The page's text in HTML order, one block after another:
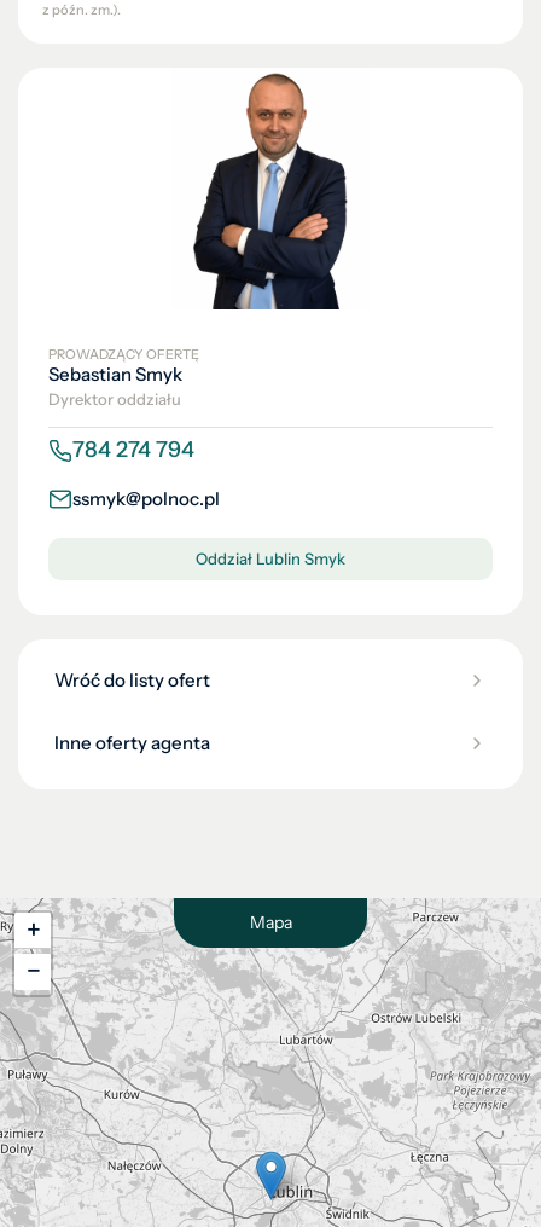
z późn. zm.).
PROWADZĄCY OFERTĘ
Sebastian Smyk
Dyrektor oddziału
784 274 794
ssmyk@polnoc.pl
Oddział Lublin Smyk
Wróć do listy ofert
Inne oferty agenta
Mapa
+
−